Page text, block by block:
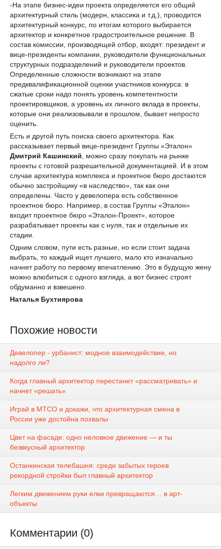
-На этапе бизнес-идеи проекта определяется его общий
архитектурный стиль (модерн, классика и т.д.), проводится
архитектурный конкурс, по итогам которого выбирается
архитектор и конкретное градостроительное решение. В
состав комиссии, производящей отбор, входят: президент и
вице-президенты компании, руководители функциональных
структурных подразделений и руководители проектов.
Определенные сложности возникают на этапе
предквалификационной оценки участников конкурса: в
сжатые сроки надо понять уровень компетентности
проектировщиков, а уровень их личного вклада в проекты,
которые они реализовывали в прошлом, бывает непросто
оценить.
Есть и другой путь поиска своего архитектора. Как
рассказывает первый вице-президент Группы «Эталон»
Дмитрий Кашинский , можно сразу покупать на рынке
проекты с готовой разрешительной документацией. И в этом
случае архитектура комплекса и проектное бюро достаются
обычно застройщику «в наследство», так как они
определены. Часто у девелопера есть собственное
проектное бюро. Например, в состав Группы «Эталон»
входит проектное бюро «Эталон-Проект», которое
разрабатывает проекты как с нуля, так и отдельные их
стадии.
Одним словом, пути есть разные, но если стоит задача
выбрать, то каждый ищет лучшего, мало кто изначально
начнет работу по первому впечатлению. Это в будущую жену
можно влюбиться с одного взгляда, а вот бизнес строят
обдуманно и взвешено.
Наталья Бухтиярова
Похожие новости
Девелопер - урбанист: модное взаимодействие, но
надолго ли?
Когда главный архитектор перестанет «рассматривать» и
начнет «решать»
Играй в МТСО и докажи, что архитектурная смена в
России уже достойна похвалы
Цвет на фасаде: одно неловкое движение — и ты
безвкусный архитектор
Останкинская телебашня: среди забытых героев
рекордной стройки был главный архитектор
Легким движением руки елки превращаются… в арт-
объекты
Комментарии (0)